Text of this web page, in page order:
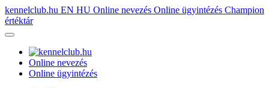
kennelclub.hu EN HU Online nevezés Online ügyintézés Champion
értéktár
Online nevezés
Online ügyintézés